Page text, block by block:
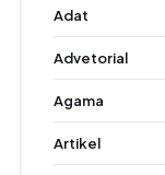
Adat
Advetorial
Agama
Artikel